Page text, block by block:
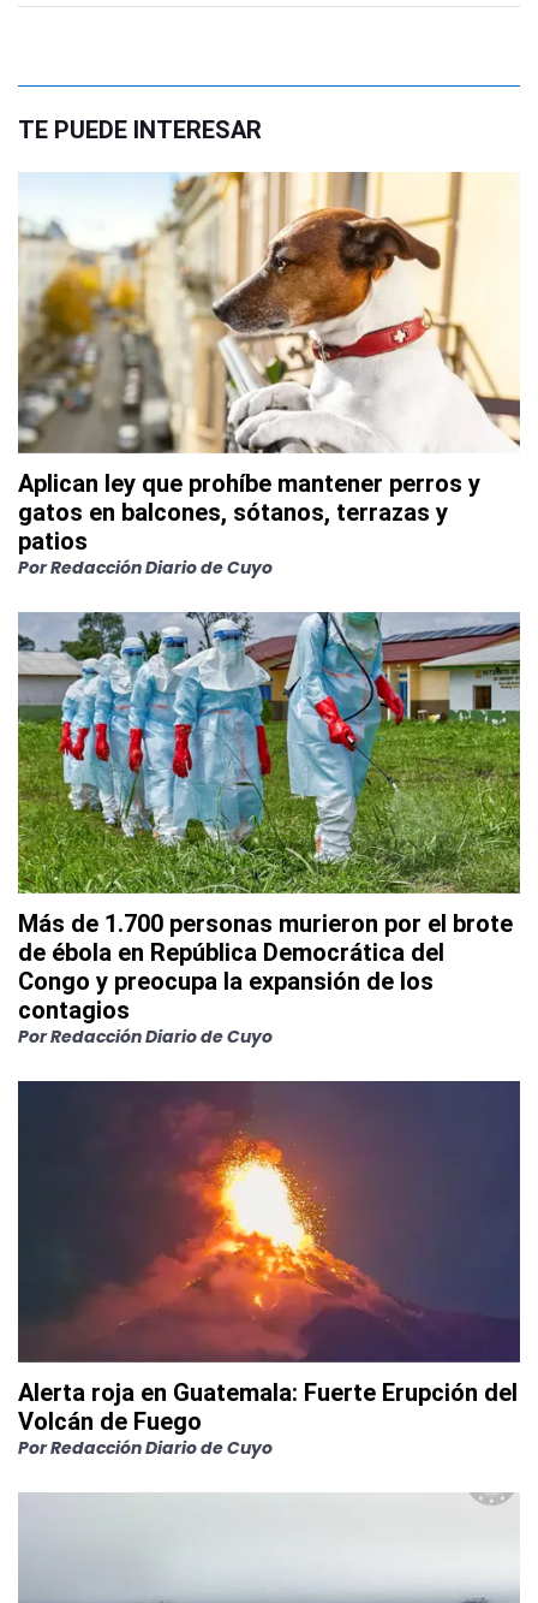
TE PUEDE INTERESAR
Aplican ley que prohíbe mantener perros y
gatos en balcones, sótanos, terrazas y
patios
PorRedacción Diario de Cuyo
Más de 1.700 personas murieron por el brote
de ébola en República Democrática del
Congo y preocupa la expansión de los
contagios
PorRedacción Diario de Cuyo
Alerta roja en Guatemala: Fuerte Erupción del
Volcán de Fuego
PorRedacción Diario de Cuyo